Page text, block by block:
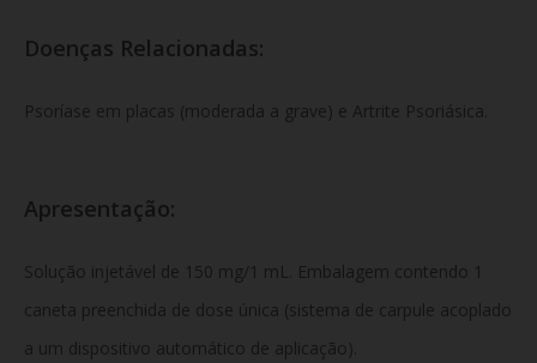
Doenças Relacionadas:
Psoríase em placas (moderada a grave) e Artrite Psoriásica.
Apresentação:
Solução injetável de 150 mg/1 mL. Embalagem contendo 1
caneta preenchida de dose única (sistema de carpule acoplado
a um dispositivo automático de aplicação).